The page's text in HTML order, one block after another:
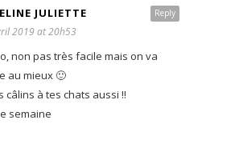
Reply
JULIETTE
2019 at 20h53
non pas très facile mais on va
au mieux 🙂
câlins à tes chats aussi !!
semaine